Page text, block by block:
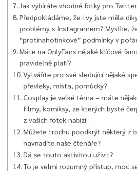
Jak vybíráte vhodné fotky pro Twitter
Předpokládáme, že i vy jste měla
problémy s Instagramem? Myslíte,
“protinahotinkové” podmínky v
Máte na OnlyFans nějaké klíčové
pravidelně platí?
Vytváříte pro své sledující nějaké
převleky, místa, pomůcky?
Cosplay je velké téma – máte
filmy, komiksy, ze kterých byste
z vašich fotek nabízí…
Můžete trochu poodkrýt některý z
navnadíte naše čtenáře?
Dá se touto aktivitou uživit?
To je velmi rozumný přístup, moc